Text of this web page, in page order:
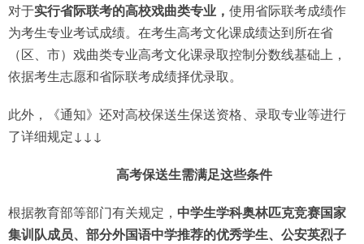
对于实行省际联考的高校戏曲类专业， 使用省际联考成绩作
为考生专业考试成绩。在考生高考文化课成绩达到所在省
（区、市）戏曲类专业高考文化课录取控制分数线基础上，
依据考生志愿和省际联考成绩择优录取。
此外，《通知》还对高校保送生保送资格、录取专业等进行
了详细规定↓↓↓
高考保送生需满足这些条件
根据教育部等部门有关规定， 中学生学科奥林匹克竞赛国家
集训队成员、部分外国语中学推荐的优秀学生、公安英烈子